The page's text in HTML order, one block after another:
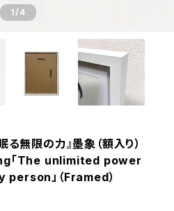
1/4
無限の力』墨象（額入り）
「The unlimited power
」（Framed）